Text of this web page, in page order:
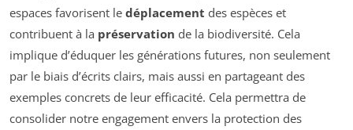
espaces favorisent le déplacement des espèces et
contribuent à la préservation de la biodiversité. Cela
implique d’éduquer les générations futures, non seulement
par le biais d’écrits clairs, mais aussi en partageant des
exemples concrets de leur efficacité. Cela permettra de
consolider notre engagement envers la protection des